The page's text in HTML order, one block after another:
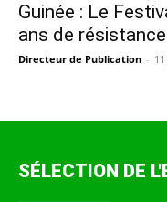
Guinée : Le
ans de
Directeur de Publication -
SÉLECTION DE